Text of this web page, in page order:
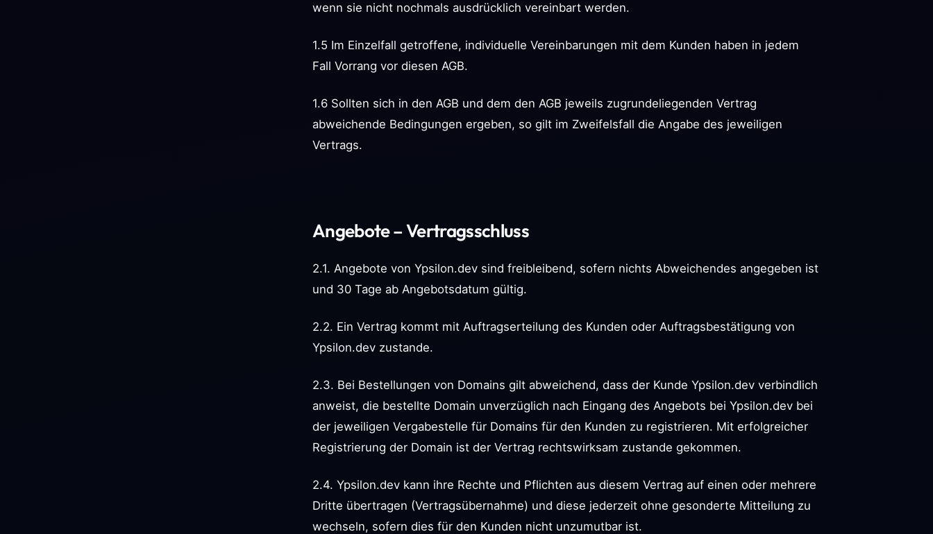
wenn sie nicht nochmals ausdrücklich vereinbart werden.
1.5 Im Einzelfall getroffene, individuelle Vereinbarungen mit dem Kunden haben in jedem
Fall Vorrang vor diesen AGB.
1.6 Sollten sich in den AGB und dem den AGB jeweils zugrundeliegenden Vertrag
abweichende Bedingungen ergeben, so gilt im Zweifelsfall die Angabe des jeweiligen
Vertrags.
Angebote – Vertragsschluss
2.1. Angebote von Ypsilon.dev sind freibleibend, sofern nichts Abweichendes angegeben ist
und 30 Tage ab Angebotsdatum gültig.
2.2. Ein Vertrag kommt mit Auftragserteilung des Kunden oder Auftragsbestätigung von
Ypsilon.dev zustande.
2.3. Bei Bestellungen von Domains gilt abweichend, dass der Kunde Ypsilon.dev verbindlich
anweist, die bestellte Domain unverzüglich nach Eingang des Angebots bei Ypsilon.dev bei
der jeweiligen Vergabestelle für Domains für den Kunden zu registrieren. Mit erfolgreicher
Registrierung der Domain ist der Vertrag rechtswirksam zustande gekommen.
2.4. Ypsilon.dev kann ihre Rechte und Pflichten aus diesem Vertrag auf einen oder mehrere
Dritte übertragen (Vertragsübernahme) und diese jederzeit ohne gesonderte Mitteilung zu
wechseln, sofern dies für den Kunden nicht unzumutbar ist.